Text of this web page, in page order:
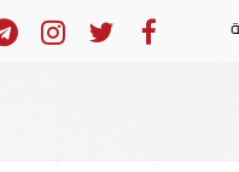
السعودية تعلن إصابة 11 مدنيا في هجوم حوثي على نجران